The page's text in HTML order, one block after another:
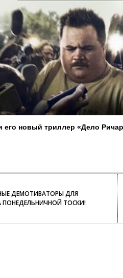
его новый триллер «Дело
ДЕМОТИВАТОРЫ ДЛЯ
ПОНЕДЕЛЬНИЧНОЙ ТОСКИ!